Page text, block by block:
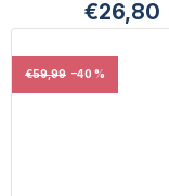
€26,80
€59,99 –40 %